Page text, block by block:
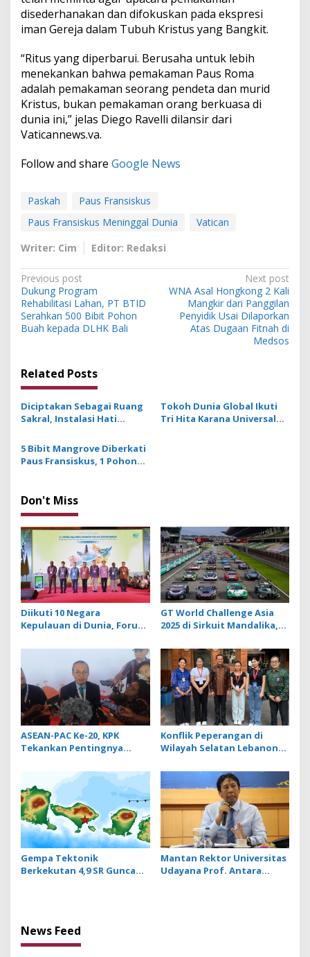
disederhanakan dan difokuskan pada ekspresi
iman Gereja dalam Tubuh Kristus yang Bangkit.
“Ritus yang diperbarui. Berusaha untuk lebih
menekankan bahwa pemakaman Paus Roma
adalah pemakaman seorang pendeta dan murid
Kristus, bukan pemakaman orang berkuasa di
dunia ini,” jelas Diego Ravelli dilansir dari
Vaticannews.va.
Follow and share Google News
Paskah
Paus Fransiskus
Paus Fransiskus Meninggal Dunia
Vatican
Writer: Cim
Editor: Redaksi
P
o
s
t
a
v
i
a
i
o
n
Previous post
Dukung Program
Rehabilitasi Lahan, PT BTID
Serahkan 500 Bibit Pohon
Buah kepada DLHK Bali
Next post
WNA Asal Hongkong 2 Kali
Mangkir dari Panggilan
Penyidik Usai Dilaporkan
Atas Dugaan Fitnah di
Medsos
Related Posts
Diciptakan Sebagai Ruang
Sakral, Instalasi Hati
Persatuan
Tokoh Dunia Global Ikuti
Tri Hita Karana Universal
5 Bibit Mangrove Diberkati
Paus Fransiskus, 1 Pohon
Don't Miss
Diikuti 10 Negara
Kepulauan di Dunia, Forum
Pariwisata Kebugaran
Berbasis Alam dan Budaya
GT World Challenge Asia
2025 di Sirkuit Mandalika,
Adu Kecepatan
ASEAN-PAC Ke-20, KPK
Tekankan Pentingnya
Pemberantasan Korupsi
Konflik Peperangan di
Wilayah Selatan Lebanon
Bali Dipulangkan ke
Indonesia
Gempa Tektonik
Berkekutan 4,9 SR Guncang
Mantan Rektor Universitas
Udayana Prof. Antara
News Feed